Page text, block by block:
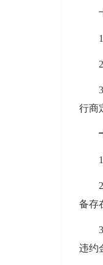
十
1、
2、
3、
行商
1、
2、
备存
3、
违约